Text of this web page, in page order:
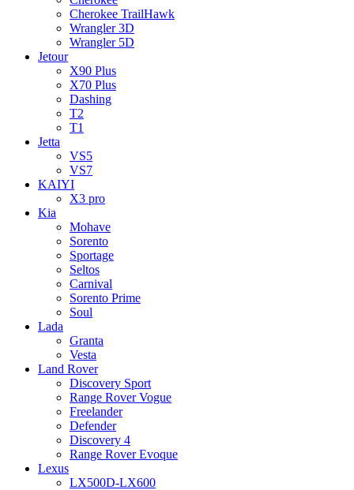
Cherokee TrailHawk
Wrangler 3D
Wrangler 5D
Jetour
X90 Plus
X70 Plus
Dashing
T2
T1
Jetta
VS5
VS7
KAIYI
X3 pro
Kia
Mohave
Sorento
Sportage
Seltos
Carnival
Sorento Prime
Soul
Lada
Granta
Vesta
Land Rover
Discovery Sport
Range Rover Vogue
Freelander
Defender
Discovery 4
Range Rover Evoque
Lexus
LX500D-LX600